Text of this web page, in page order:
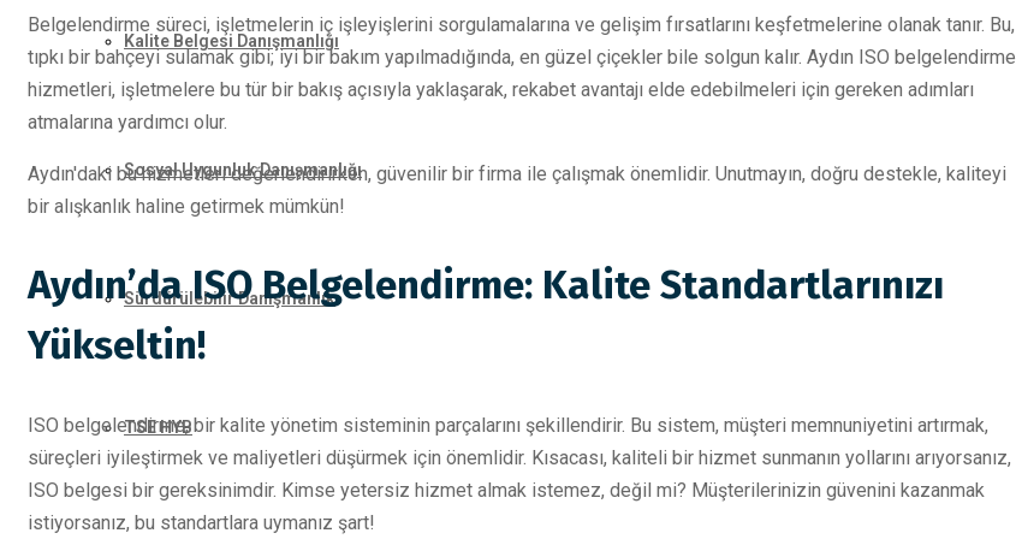
Kalite Belgesi Danışmanlığı
Sosyal Uygunluk Danışmanlığı
Sürdürülebilir Danışmanlık
TSE HYB
Belgelendirme süreci, işletmelerin iç işleyişlerini sorgulamalarına ve gelişim fırsatlarını keşfetmelerine olanak tanır. Bu,
tıpkı bir bahçeyi sulamak gibi; iyi bir bakım yapılmadığında, en güzel çiçekler bile solgun kalır. Aydın ISO belgelendirme
hizmetleri, işletmelere bu tür bir bakış açısıyla yaklaşarak, rekabet avantajı elde edebilmeleri için gereken adımları
atmalarına yardımcı olur.
Aydın'daki bu hizmetleri değerlendirirken, güvenilir bir firma ile çalışmak önemlidir. Unutmayın, doğru destekle, kaliteyi
bir alışkanlık haline getirmek mümkün!
Aydın’da ISO Belgelendirme: Kalite Standartlarınızı
Yükseltin!
ISO belgelendirme, bir kalite yönetim sisteminin parçalarını şekillendirir. Bu sistem, müşteri memnuniyetini artırmak,
süreçleri iyileştirmek ve maliyetleri düşürmek için önemlidir. Kısacası, kaliteli bir hizmet sunmanın yollarını arıyorsanız,
ISO belgesi bir gereksinimdir. Kimse yetersiz hizmet almak istemez, değil mi? Müşterilerinizin güvenini kazanmak
istiyorsanız, bu standartlara uymanız şart!